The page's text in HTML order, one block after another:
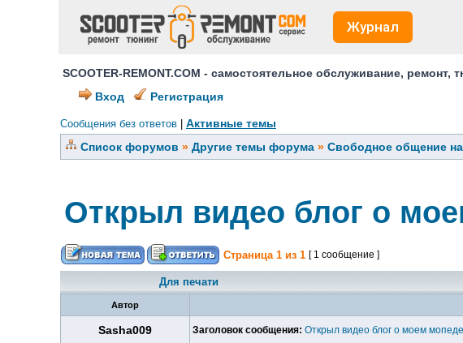
Журнал
SCOOTER-REMONT.COM - самостоятельное обслуживание,
Вход
Регистрация
Сообщения без ответов
Активные темы
Список форумов » Другие темы форума » Свободное общение
Открыл видео блог о
Страница 1 из 1 [ 1 сообщение ]
Для печати
Автор
Sasha009 Заголовок сообщения: Открыл видео блог о моем